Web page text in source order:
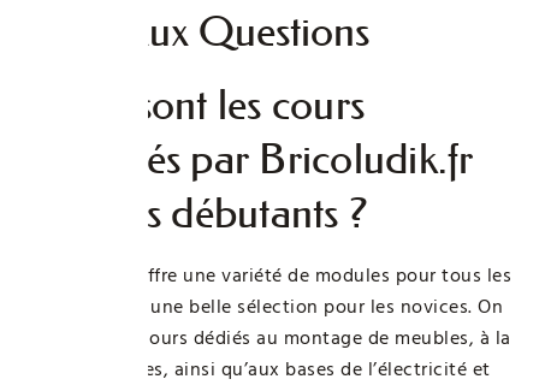
Foire Aux Questions
Quels sont les cours
proposés par Bricoludik.fr
pour les débutants ?
Bricoludik.fr offre une variété de modules pour tous les
niveaux, avec une belle sélection pour les novices. On
y trouve des cours dédiés au montage de meubles, à la
pose d’étagères, ainsi qu’aux bases de l’électricité et